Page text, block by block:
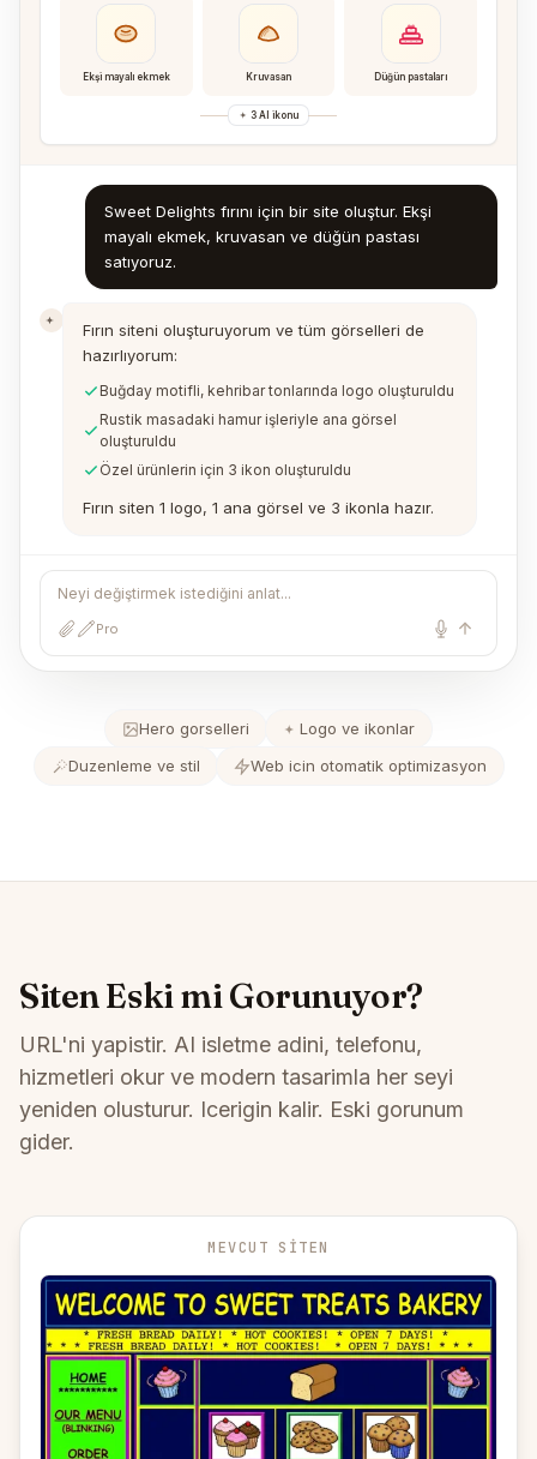
Ekşi mayalı ekmek Kruvasan Düğün pastaları
3 AI ikonu
Sweet Delights fırını için bir site oluştur. Ekşi
mayalı ekmek, kruvasan ve düğün pastası
satıyoruz.
Fırın siteni oluşturuyorum ve tüm görselleri de
hazırlıyorum:
Buğday motifli, kehribar tonlarında logo oluşturuldu
Rustik masadaki hamur işleriyle ana görsel
oluşturuldu
Özel ürünlerin için 3 ikon oluşturuldu
Fırın siten 1 logo, 1 ana görsel ve 3 ikonla hazır.
Neyi değiştirmek istediğini anlat...
Pro
Hero gorselleri
Logo ve ikonlar
Duzenleme ve stil
Web icin otomatik optimizasyon
Siten Eski mi Gorunuyor?
URL'ni yapistir. AI isletme adini, telefonu,
hizmetleri okur ve modern tasarimla her seyi
yeniden olusturur. Icerigin kalir. Eski gorunum
gider.
MEVCUT SITEN